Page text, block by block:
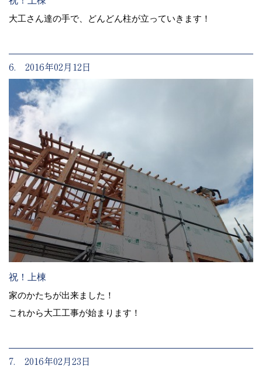
大工さん達の手で、どんどん柱が立っていきます！
6. 2016年02月12日
祝！上棟
家のかたちが出来ました！
これから大工工事が始まります！
7. 2016年02月23日